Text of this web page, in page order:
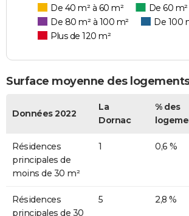
De 40 m² à 60 m²
De 60
De 80 m² à 100 m²
De 100
Plus de 120 m²
Surface moyenne des
Données 2022
La
Dornac
% des
Résidences
principales de
moins de 30 m²
1 0,6 %
Résidences
principales de 30
5 2,8 %